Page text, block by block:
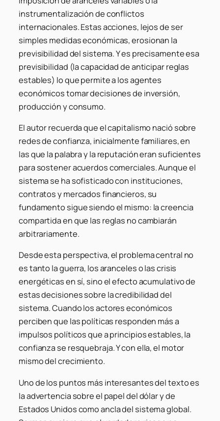
instrumentalización de conflictos
internacionales. Estas acciones, lejos de ser
simples medidas económicas, erosionan la
previsibilidad del sistema. Y es precisamente esa
previsibilidad (la capacidad de anticipar reglas
estables) lo que permite a los agentes
económicos tomar decisiones de inversión,
producción y consumo.
El autor recuerda que el capitalismo nació sobre
redes de confianza, inicialmente familiares, en
las que la palabra y la reputación eran suficientes
para sostener acuerdos comerciales. Aunque el
sistema se ha sofisticado con instituciones,
contratos y mercados financieros, su
fundamento sigue siendo el mismo: la creencia
compartida en que las reglas no cambiarán
arbitrariamente.
Desde esta perspectiva, el problema central no
es tanto la guerra, los aranceles o las crisis
energéticas en sí, sino el efecto acumulativo de
estas decisiones sobre la credibilidad del
sistema. Cuando los actores económicos
perciben que las políticas responden más a
impulsos políticos que a principios estables, la
confianza se resquebraja. Y con ella, el motor
mismo del crecimiento.
Uno de los puntos más interesantes del texto es
la advertencia sobre el papel del dólar y de
Estados Unidos como ancla del sistema global.